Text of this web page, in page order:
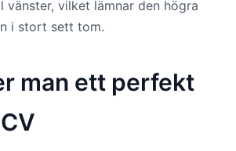
vänster, vilket lämnar den högra
i stort sett tom.
man ett perfekt